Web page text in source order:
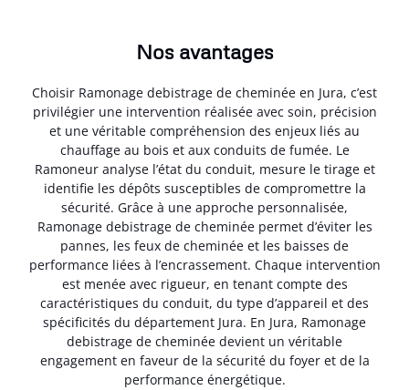
Nos avantages
Choisir Ramonage debistrage de cheminée en Jura, c’est
privilégier une intervention réalisée avec soin, précision
et une véritable compréhension des enjeux liés au
chauffage au bois et aux conduits de fumée. Le
Ramoneur analyse l’état du conduit, mesure le tirage et
identifie les dépôts susceptibles de compromettre la
sécurité. Grâce à une approche personnalisée,
Ramonage debistrage de cheminée permet d’éviter les
pannes, les feux de cheminée et les baisses de
performance liées à l’encrassement. Chaque intervention
est menée avec rigueur, en tenant compte des
caractéristiques du conduit, du type d’appareil et des
spécificités du département Jura. En Jura, Ramonage
debistrage de cheminée devient un véritable
engagement en faveur de la sécurité du foyer et de la
performance énergétique.